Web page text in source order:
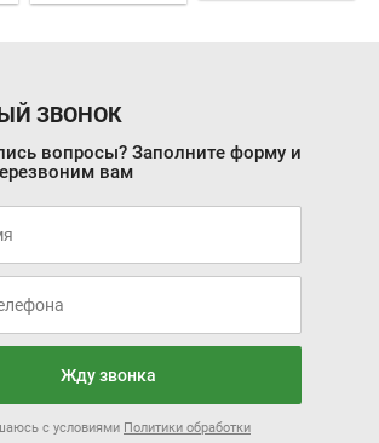
ЗВОНОК
вопросы? Заполните форму и
вам
Жду звонка
с условиями Политики обработки